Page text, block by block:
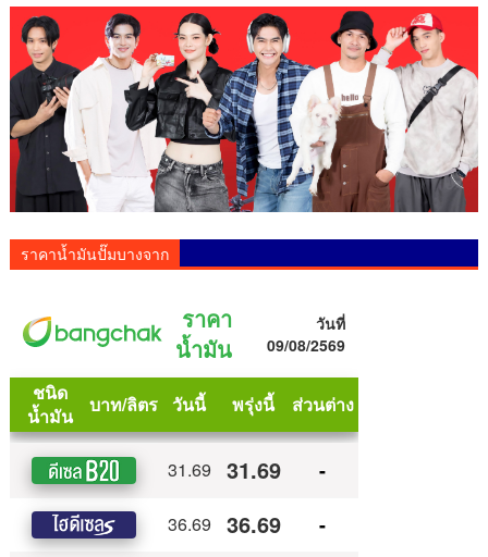
ราคาน้ำมันปั๊มบางจาก